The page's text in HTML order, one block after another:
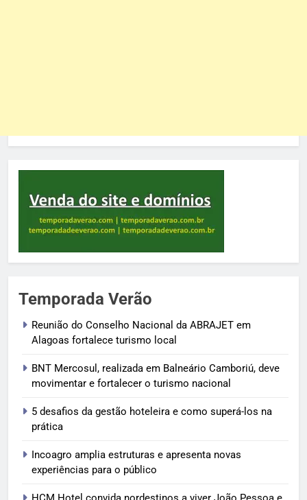
Temporada Verão
Reunião do Conselho Nacional da ABRAJET em
Alagoas fortalece turismo local
BNT Mercosul, realizada em Balneário Camboriú, deve
movimentar e fortalecer o turismo nacional
5 desafios da gestão hoteleira e como superá-los na
prática
Incoagro amplia estruturas e apresenta novas
experiências para o público